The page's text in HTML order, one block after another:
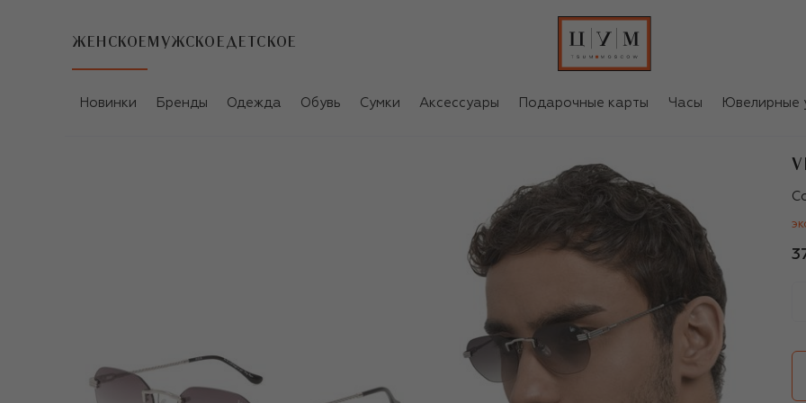
ЖЕНСКОЕ МУЖСКОЕ ДЕТСКОЕ
Новинки Бренды Одежда Обувь Сумки Аксессуары Подарочные карты Часы Ювелирные